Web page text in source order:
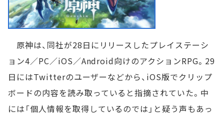
原神は、同社が28日にリリースしたプレイステーシ
ョン4／PC／iOS／Android向けのアクションRPG。29
日にはTwitterのユーザーなどから、iOS版でクリップ
ボードの内容を読み取っていると指摘されていた。中
には「個人情報を取得しているのでは」と疑う声もあっ